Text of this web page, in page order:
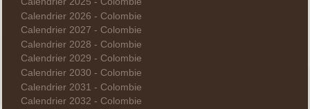
Calendrier 2026 - Colombie
Calendrier 2027 - Colombie
Calendrier 2028 - Colombie
Calendrier 2029 - Colombie
Calendrier 2030 - Colombie
Calendrier 2031 - Colombie
Calendrier 2032 - Colombie